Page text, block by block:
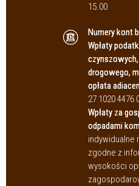
15.00
Numery kont
Wpłaty
drogowego,
opłata
27 1020 4476
Wpłaty za
odpadami
indywidualne
zgodne z
wysokości